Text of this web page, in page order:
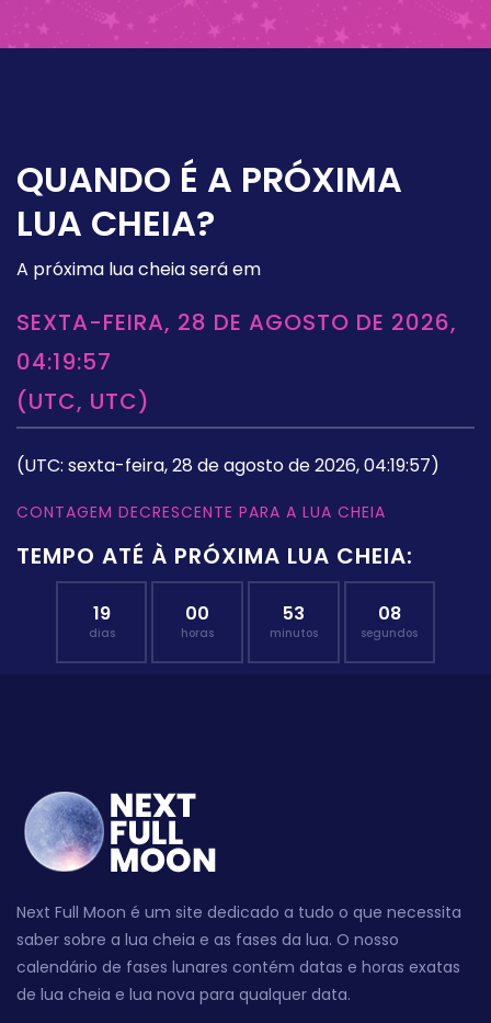
QUANDO É A PRÓXIMA
LUA CHEIA?
A próxima lua cheia será em
SEXTA-FEIRA, 28 DE AGOSTO DE 2026,
04:19:57
(UTC, UTC)
(UTC: sexta-feira, 28 de agosto de 2026, 04:19:57)
CONTAGEM DECRESCENTE PARA A LUA CHEIA
TEMPO ATÉ À PRÓXIMA LUA CHEIA:
19
dias
00
horas
53
minutos
07
segundos
Next Full Moon é um site dedicado a tudo o que necessita
saber sobre a lua cheia e as fases da lua. O nosso
calendário de fases lunares contém datas e horas exatas
de lua cheia e lua nova para qualquer data.